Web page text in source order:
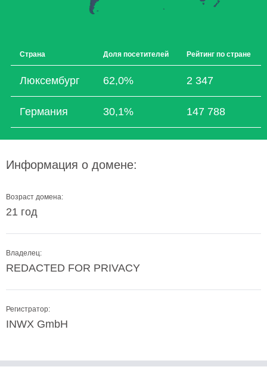
Страна Доля посетителей Рейтинг по стране
Люксембург 62,0% 2 347
Германия 30,1% 147 788
Информация о домене:
Возраст домена:
21 год
Владелец:
REDACTED FOR PRIVACY
Регистратор:
INWX GmbH